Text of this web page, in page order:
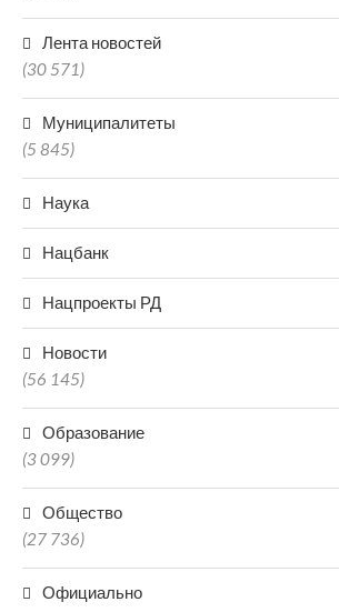
Лента новостей
(30 571)
Муниципалитеты
(5 845)
Наука
Нацбанк
Нацпроекты РД
Новости
(56 145)
Образование
(3 099)
Общество
(27 736)
Официально